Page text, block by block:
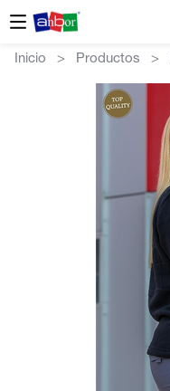
Inicio Productos